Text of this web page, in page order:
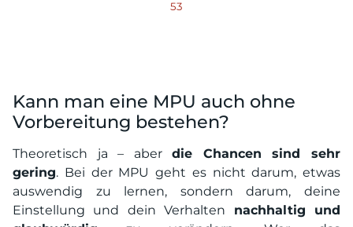
53
Kann man eine MPU auch ohne
Vorbereitung bestehen?
Theoretisch ja – aberdie Chancen sind sehr
gering. Bei der MPU geht es nicht darum, etwas
auswendig zu lernen, sondern darum, deine
Einstellung und dein Verhalten nachhaltig und